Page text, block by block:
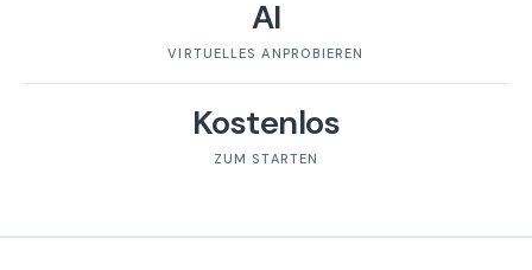
AI
VIRTUELLES ANPROBIEREN
Kostenlos
ZUM STARTEN